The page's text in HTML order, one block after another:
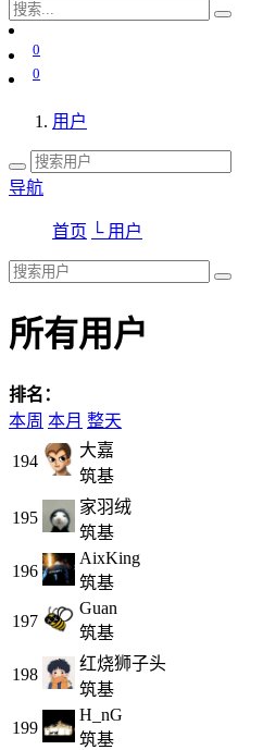
0
0
用户
导航
首页 └ 用户
所有用户
排名：
本周 本月 整天
194
大嘉
筑基
195
家羽绒
筑基
196
AixKing
筑基
197
Guan
筑基
198
红烧狮子头
筑基
199
H_nG
筑基